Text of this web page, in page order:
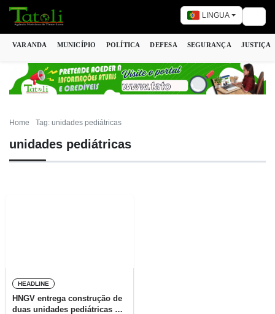
LINGUA
VARANDA MUNICÍPIO POLÍTICA DEFESA SEGURANÇA JUSTIÇA
Home Tag: unidades pediátricas
unidades pediátricas
HEADLINE
HNGV entrega construção de
duas unidades pediátricas a